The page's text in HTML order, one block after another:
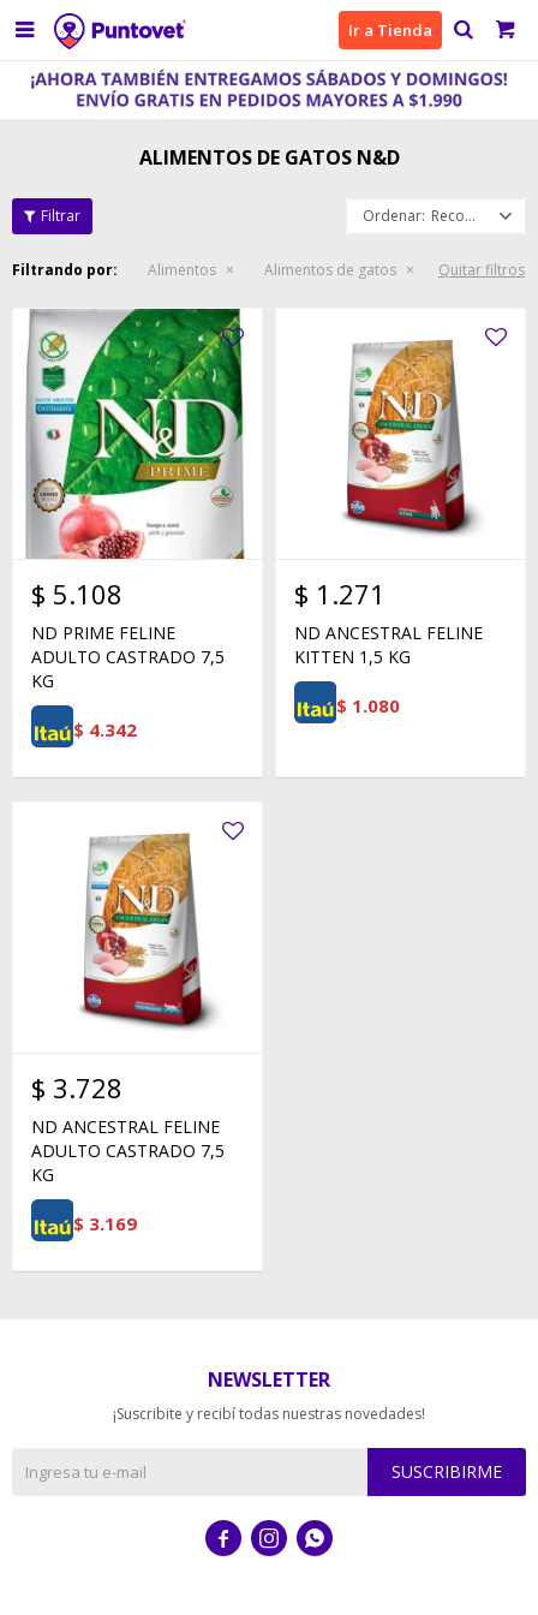
 Ir a Tienda
ALIMENTOS DE GATOS N&D
Recomendados
Filtrando por: Alimentos Alimentos de gatos Quitar filtros
$ 5.108
ND PRIME FELINE
ADULTO CASTRADO 7,5
KG
$ 4.342
$ 1.271
ND ANCESTRAL FELINE
KITTEN 1,5 KG
$ 1.080
$ 3.728
ND ANCESTRAL FELINE
ADULTO CASTRADO 7,5
KG
$ 3.169
NEWSLETTER
¡Suscribite y recibí todas nuestras novedades!
SUSCRIBIRME
  